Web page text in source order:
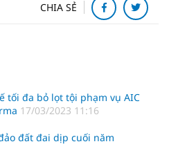
CHIA SẺ
tối đa bỏ lọt tội phạm vụ AIC
17/03/2023 11:16
đất đai dịp cuối năm